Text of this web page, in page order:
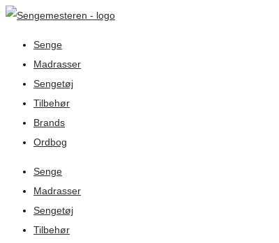
Senge
Madrasser
Sengetøj
Tilbehør
Brands
Ordbog
Senge
Madrasser
Sengetøj
Tilbehør